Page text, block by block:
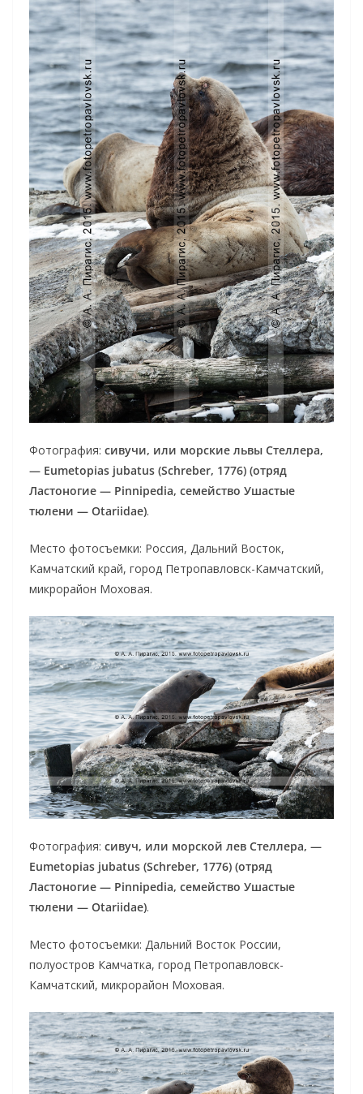
Фотография: сивучи, или морские львы Стеллера,
— Eumetopias jubatus (Schreber, 1776) (отряд
Ластоногие — Pinnipedia, семейство Ушастые
тюлени — Otariidae).
Место фотосъемки: Россия, Дальний Восток,
Камчатский край, город Петропавловск-Камчатский,
микрорайон Моховая.
Фотография: сивуч, или морской лев Стеллера, —
Eumetopias jubatus (Schreber, 1776) (отряд
Ластоногие — Pinnipedia, семейство Ушастые
тюлени — Otariidae).
Место фотосъемки: Дальний Восток России,
полуостров Камчатка, город Петропавловск-
Камчатский, микрорайон Моховая.